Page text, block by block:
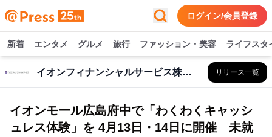
ログイン/会員登録
新着 エンタメ グルメ 旅行 ファッション・美容 ライフスタ
イオンフィナンシャルサービス株式会社 リリース一覧
イオンモール広島府中で「わくわくキャッシ
ュレス体験」を 4月13日・14日に開催 未就